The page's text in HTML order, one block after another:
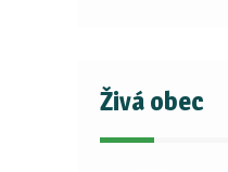
Živá obec